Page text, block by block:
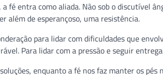
fé entra como aliada. Não sob o discutível
além de esperançoso, uma resistência.
para lidar com dificuldades que
Para lidar com a pressão e seguir
enquanto a fé nos faz manter os pés